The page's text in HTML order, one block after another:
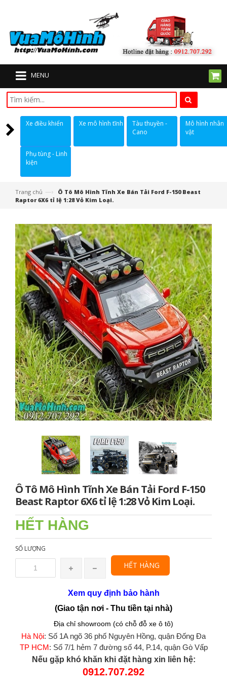
MENU
Xe điều khiển Xe mô hình tĩnh
Tàu thuyền -
Cano
Mô hình nhân
vật
Phụ tùng - Linh
kiện
Trang chủ —›
Ô Tô Mô Hình Tĩnh Xe Bán Tải Ford F-150 Beast
Raptor 6X6 tỉ lệ 1:28 Vỏ Kim Loại.
Ô Tô Mô Hình Tĩnh Xe Bán Tải Ford F-150
Beast Raptor 6X6 tỉ lệ 1:28 Vỏ Kim Loại.
HẾT HÀNG
SỐ LƯỢNG
HẾT HÀNG
Xem quy định bảo hành
(Giao tận nơi - Thu tiền tại nhà)
Địa chỉ showroom (có chỗ đỗ xe ô tô)
Hà Nội: Số 1A ngõ 36 phố Nguyên Hồng, quận Đống Đa
TP HCM : Số 7/1 hẻm 7 đường số 44, P.14, quận Gò Vấp
Nếu gặp khó khăn khi đặt hàng xin liên hệ:
0912.707.292